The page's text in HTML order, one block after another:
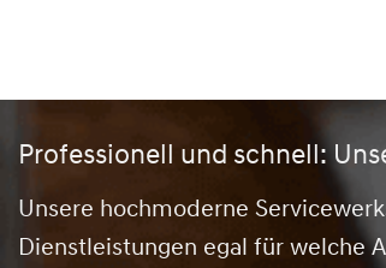
Professionell und schnell:
Unsere hochmoderne
Dienstleistungen egal für welche